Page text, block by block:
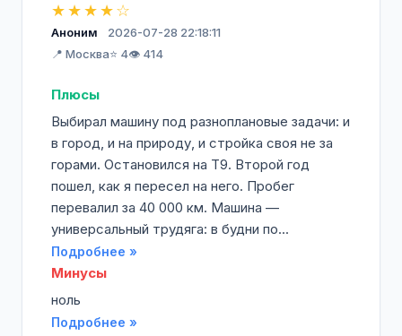
★★★★☆
Аноним
2026-07-28 22:18:11
📍 Москва⭐ 4👁️ 414
Плюсы
Выбирал машину под разноплановые задачи: и
в город, и на природу, и стройка своя не за
горами. Остановился на T9. Второй год
пошел, как я пересел на него. Пробег
перевалил за 40 000 км. Машина —
универсальный трудяга: в будни по...
Подробнее »
Минусы
ноль
Подробнее »